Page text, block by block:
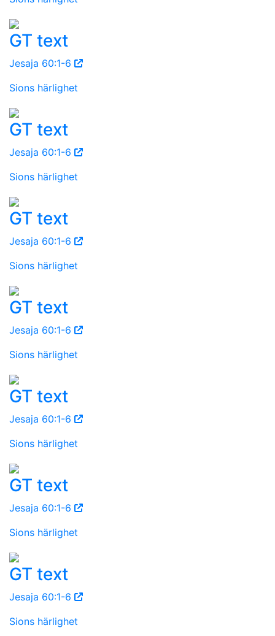
GT text
Jesaja 60:1-6
Sions härlighet
GT text
Jesaja 60:1-6
Sions härlighet
GT text
Jesaja 60:1-6
Sions härlighet
GT text
Jesaja 60:1-6
Sions härlighet
GT text
Jesaja 60:1-6
Sions härlighet
GT text
Jesaja 60:1-6
Sions härlighet
GT text
Jesaja 60:1-6
Sions härlighet